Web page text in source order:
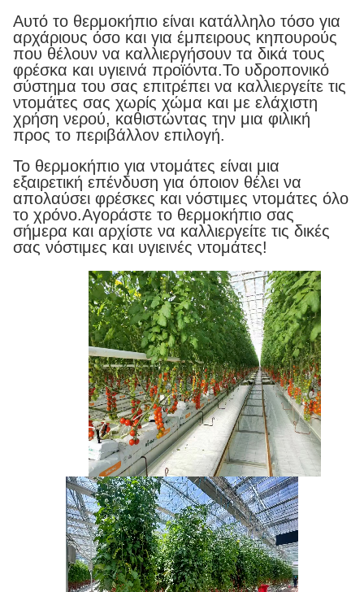
Αυτό το θερμοκήπιο είναι κατάλληλο τόσο για
αρχάριους όσο και για έμπειρους κηπουρούς
που θέλουν να καλλιεργήσουν τα δικά τους
φρέσκα και υγιεινά προϊόντα.Το υδροπονικό
σύστημα του σας επιτρέπει να καλλιεργείτε τις
ντομάτες σας χωρίς χώμα και με ελάχιστη
χρήση νερού, καθιστώντας την μια φιλική
προς το περιβάλλον επιλογή.
Το θερμοκήπιο για ντομάτες είναι μια
εξαιρετική επένδυση για όποιον θέλει να
απολαύσει φρέσκες και νόστιμες ντομάτες όλο
το χρόνο.Αγοράστε το θερμοκήπιο σας
σήμερα και αρχίστε να καλλιεργείτε τις δικές
σας νόστιμες και υγιεινές ντομάτες!